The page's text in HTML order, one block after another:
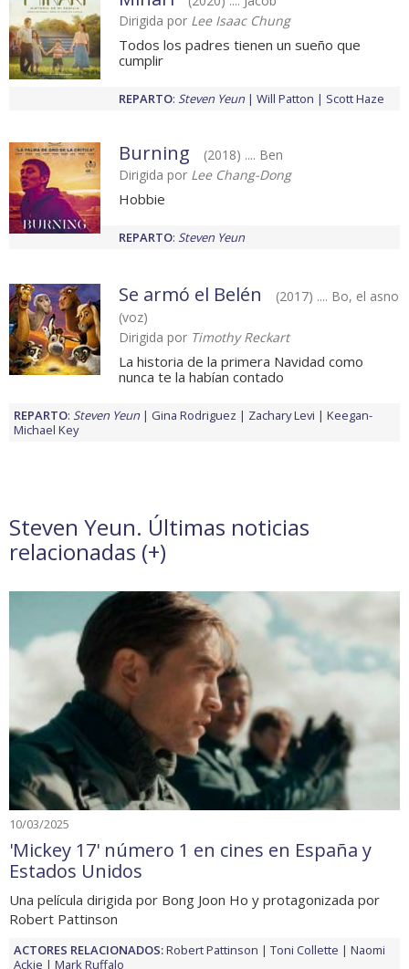
Dirigida por Lee Isaac Chung
Todos los padres tienen un sueño que
cumplir
REPARTO: Steven Yeun Will Patton Scott Haze
Burning
(2018) .... Ben
Dirigida por Lee Chang-Dong
Hobbie
REPARTO: Steven Yeun
Se armó el Belén
(2017) .... Bo, el asno
(voz)
Dirigida por Timothy Reckart
La historia de la primera Navidad como
nunca te la habían contado
REPARTO: Steven Yeun Gina Rodriguez Zachary Levi
Keegan-
Michael Key
Steven Yeun. Últimas noticias
relacionadas (+)
10/03/2025
'Mickey 17' número 1 en cines en España y
Estados Unidos
Una película dirigida por Bong Joon Ho y protagonizada por
Robert Pattinson
ACTORES RELACIONADOS:Robert Pattinson Toni Collette
Naomi
Ackie
Mark Ruffalo